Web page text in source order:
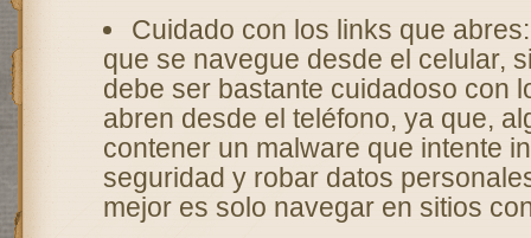
Cuidado con los links que
que se navegue desde el celular,
debe ser bastante cuidadoso con
abren desde el teléfono, ya que,
contener un malware que intente
seguridad y robar datos
mejor es solo navegar en sitios